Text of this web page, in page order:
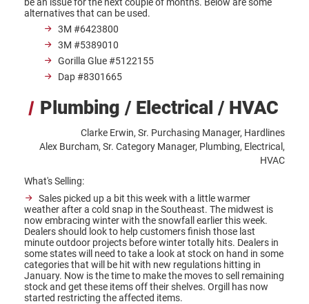
alternatives that can be used.
3M #6423800
3M #5389010
Gorilla Glue #5122155
Dap #8301665
Plumbing / Electrical / HVAC
Clarke Erwin, Sr. Purchasing Manager, Hardlines
Alex Burcham, Sr. Category Manager, Plumbing, Electrical,
HVAC
What's Selling:
Sales picked up a bit this week with a little warmer
weather after a cold snap in the Southeast. The midwest is
now embracing winter with the snowfall earlier this week.
Dealers should look to help customers finish those last
minute outdoor projects before winter totally hits. Dealers in
some states will need to take a look at stock on hand in some
categories that will be hit with new regulations hitting in
January. Now is the time to make the moves to sell remaining
stock and get these items off their shelves. Orgill has now
started restricting the affected items.